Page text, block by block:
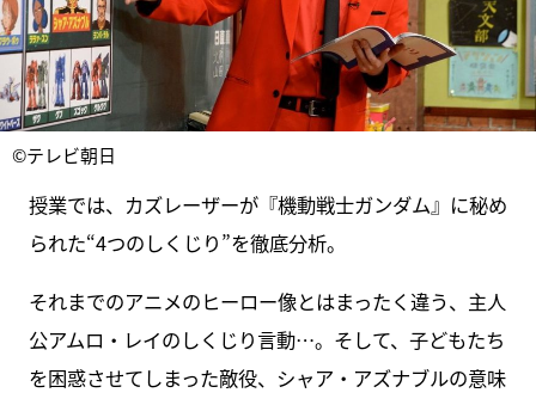
©テレビ朝日
授業では、カズレーザーが『機動戦士ガンダム』に秘め
られた“4つのしくじり”を徹底分析。
それまでのアニメのヒーロー像とはまったく違う、主人
公アムロ・レイのしくじり言動…。そして、子どもたち
を困惑させてしまった敵役、シャア・アズナブルの意味